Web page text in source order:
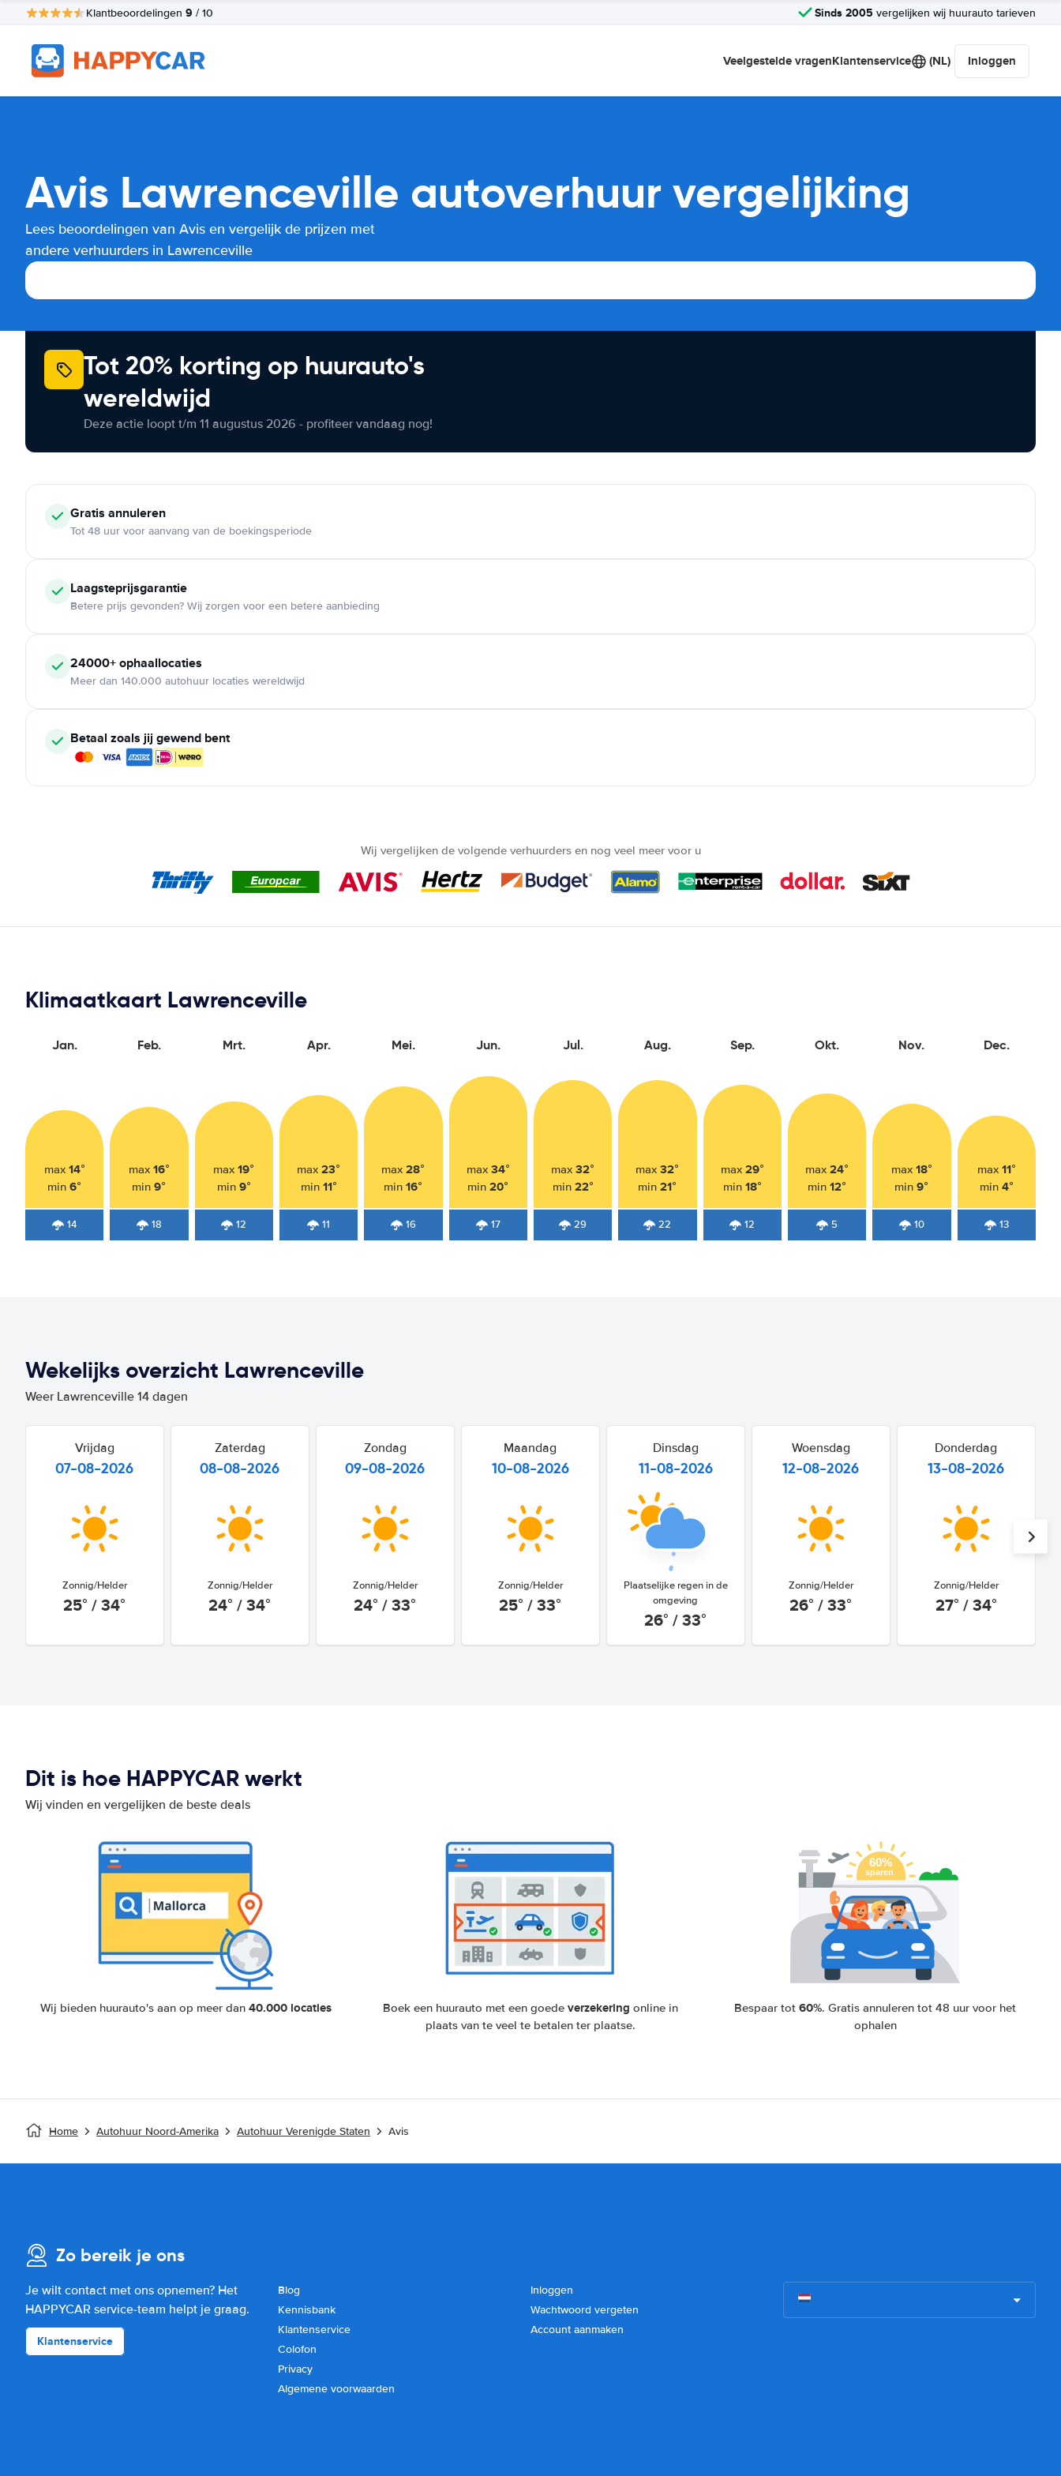
Klantbeoordelingen 9 / 10 Sinds 2005 vergelijken wij huurauto tarieven
Veelgestelde vragenKlantenservice (NL) Inloggen
Avis Lawrenceville autoverhuur vergelijking
Lees beoordelingen van Avis en vergelijk de prijzen met
andere verhuurders in Lawrenceville
Tot 20% korting op huurauto's
wereldwijd
Deze actie loopt t/m 11 augustus 2026 - profiteer vandaag nog!
Gratis annuleren
Tot 48 uur voor aanvang van de boekingsperiode
Laagsteprijsgarantie
Betere prijs gevonden? Wij zorgen voor een betere aanbieding
24000+ ophaallocaties
Meer dan 140.000 autohuur locaties wereldwijd
Betaal zoals jij gewend bent
Wij vergelijken de volgende verhuurders en nog veel meer voor u
Klimaatkaart Lawrenceville
Jan.
max 14°
min6°
14
Feb.
max 16°
min9°
18
Mrt.
max19°
min 9°
12
Apr.
max23°
min 11°
11
Mei.
max28°
min16°
16
Jun.
max 34°
min20°
17
Jul.
max32°
min 22°
29
Aug.
max32°
min21°
22
Sep.
max 29°
min 18°
12
Okt.
max24°
min12°
5
Nov.
max 18°
min9°
10
Dec.
max 11°
min 4°
13
Wekelijks overzicht Lawrenceville
Weer Lawrenceville 14 dagen
Vrijdag
07-08-2026
Zonnig/Helder
25° / 34°
Zaterdag
08-08-2026
Zonnig/Helder
24° / 34°
Zondag
09-08-2026
Zonnig/Helder
24° / 33°
Maandag
10-08-2026
Zonnig/Helder
25° / 33°
Dinsdag
11-08-2026
Plaatselijke regen in de
omgeving
26° / 33°
Woensdag
12-08-2026
Zonnig/Helder
26° / 33°
Donderdag
13-08-2026
Zonnig/Helder
27° / 34°
Dit is hoe HAPPYCAR werkt
Wij vinden en vergelijken de beste deals
Wij bieden huurauto's aan op meer dan 40.000 locaties Boek een huurauto met een goede verzekering online in
plaats van te veel te betalen ter plaatse.
Bespaar tot60%. Gratis annuleren tot 48 uur voor het
ophalen
Home Autohuur Noord-Amerika Autohuur Verenigde Staten Avis
Zo bereik je ons
Je wilt contact met ons opnemen? Het
HAPPYCAR service-team helpt je graag.
Klantenservice
Blog
Kennisbank
Klantenservice
Colofon
Privacy
Algemene voorwaarden
Inloggen
Wachtwoord vergeten
Account aanmaken